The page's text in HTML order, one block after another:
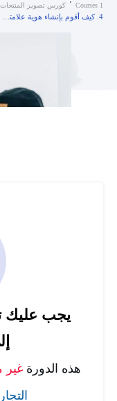
Courses 1 كورس تصوير المنتجات
يجب عليك
هذه الدورةغير